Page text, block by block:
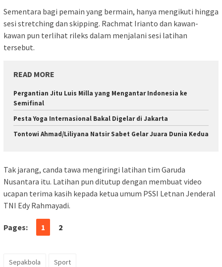
Sementara bagi pemain yang bermain, hanya mengikuti hingga
sesi stretching dan skipping. Rachmat Irianto dan kawan-
kawan pun terlihat rileks dalam menjalani sesi latihan
tersebut.
READ MORE
Pergantian Jitu Luis Milla yang Mengantar Indonesia ke
Semifinal
Pesta Yoga Internasional Bakal Digelar di Jakarta
Tontowi Ahmad/Liliyana Natsir Sabet Gelar Juara Dunia Kedua
Tak jarang, canda tawa mengiringi latihan tim Garuda
Nusantara itu. Latihan pun ditutup dengan membuat video
ucapan terima kasih kepada ketua umum PSSI Letnan Jenderal
TNI Edy Rahmayadi.
Pages: 1 2
Sepakbola Sport